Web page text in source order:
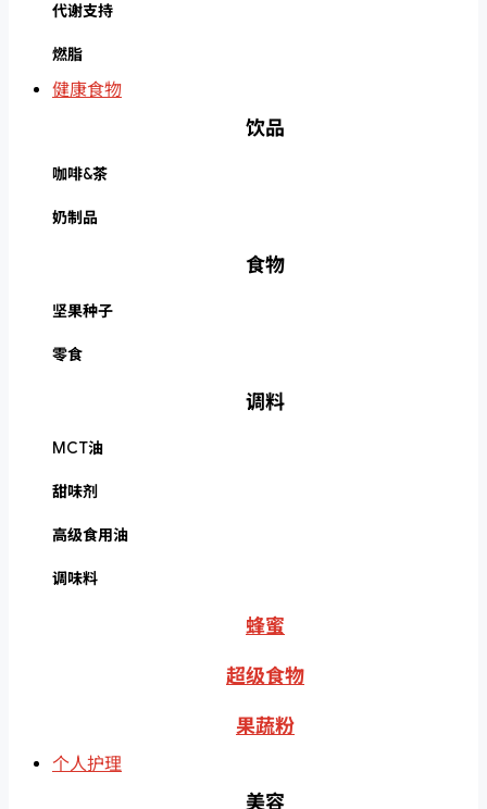
代谢支持
燃脂
健康食物
饮品
咖啡&茶
奶制品
食物
坚果种子
零食
调料
MCT油
甜味剂
高级食用油
调味料
蜂蜜
超级食物
果蔬粉
个人护理
美容